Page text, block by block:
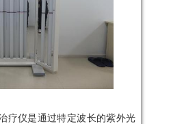
仪是通过特定波长的紫外光